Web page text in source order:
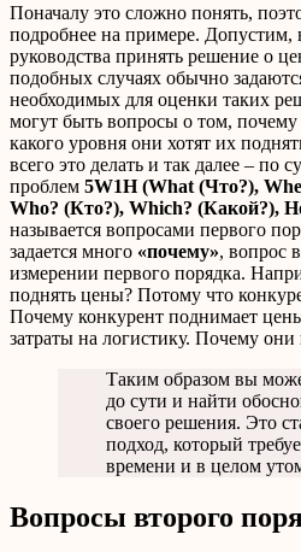
Поначалу это сложно понять,
подробнее на примере. Допустим,
руководства принять решение о
подобных случаях обычно
необходимых для оценки таких
могут быть вопросы о том,
какого уровня они хотят их
всего это делать и так далее – по
проблем 5W1H (What (Что?),
Who? (Кто?), Which? (Какой?),
называется вопросами первого
задается много «почему», вопрос
измерении первого порядка.
поднять цены? Потому что
Почему конкурент поднимает
затраты на логистику. Почему
Таким образом вы
до сути и найти
своего решения. Это
подход, который
времени и в целом
Вопросы второго